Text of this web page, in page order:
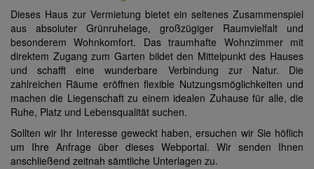
Dieses Haus zur Vermietung bietet ein seltenes Zusammenspiel
aus absoluter Grünruhelage, großzügiger Raumvielfalt und
besonderem Wohnkomfort. Das traumhafte Wohnzimmer mit
direktem Zugang zum Garten bildet den Mittelpunkt des Hauses
und schafft eine wunderbare Verbindung zur Natur. Die
zahlreichen Räume eröffnen flexible Nutzungsmöglichkeiten und
machen die Liegenschaft zu einem idealen Zuhause für alle, die
Ruhe, Platz und Lebensqualität suchen.
Sollten wir Ihr Interesse geweckt haben, ersuchen wir Sie höflich
um Ihre Anfrage über dieses Webportal. Wir senden Ihnen
anschließend zeitnah sämtliche Unterlagen zu.